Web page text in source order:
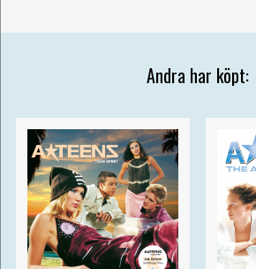
Andra har köpt: